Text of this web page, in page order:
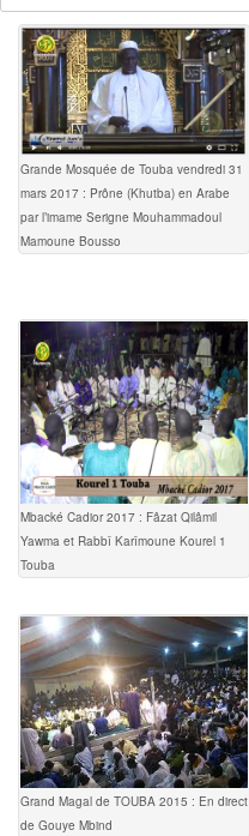
Grande Mosquée de Touba vendredi 31
mars 2017 : Prône (Khutba) en Arabe
par l’imame Serigne Mouhammadoul
Mamoune Bousso
Mbacké Cadior 2017 : Fâzat Qilâmil
Yawma et Rabbî Karîmoune Kourel 1
Touba
Grand Magal de TOUBA 2015 : En direct
de Gouye Mbind